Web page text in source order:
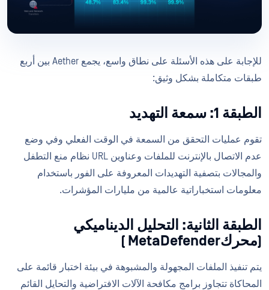
للإجابة على هذه الأسئلة على نطاق واسع، يجمع Aether بين أربع
طبقات متكاملة بشكل وثيق:
الطبقة 1: سمعة التهديد
تقوم عمليات التحقق من السمعة في الوقت الفعلي وفي وضع
عدم الاتصال بالإنترنت للملفات وعناوين URL نظام منع التطفل
والمجالات بتصفية التهديدات المعروفة على الفور باستخدام
معلومات استخباراتية عالمية من مليارات المؤشرات.
الطبقة الثانية: التحليل الديناميكي
(محركMetaDefender )
يتم تنفيذ الملفات المجهولة والمشبوهة في بيئة اختبار قائمة على
المحاكاة تتجاوز برامج مكافحة الآلات الافتراضية والتحايل القائم